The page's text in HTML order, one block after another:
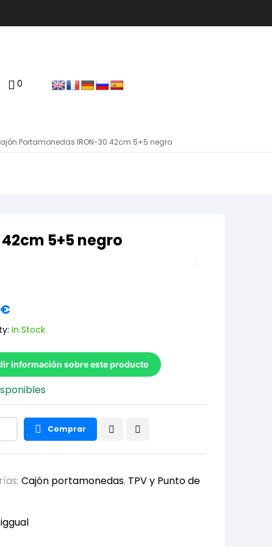
0
Portamonedas IRON-30 42cm 5+5 negro
5+5 negro
€
In Stock
información sobre este producto
Comprar
Cajón portamonedas, TPV y Punto de
iggual